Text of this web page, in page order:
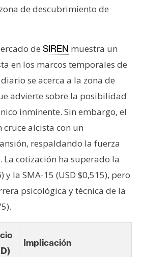
de descubrimiento de
de SIREN muestra un
en los marcos temporales de
diario se acerca a la zona de
advierte sobre la posibilidad
inminente. Sin embargo, el
cruce alcista con un
respaldando la fuerza
cotización ha superado la
y la SMA-15 (USD $0,515), pero
psicológica y técnica de la
Implicación